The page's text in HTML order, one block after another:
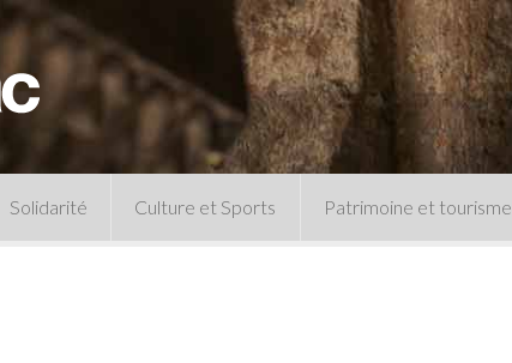
Solidarité Culture et Sports Patrimoine et tourisme